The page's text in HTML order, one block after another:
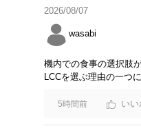
2026/08/07
wasabi
機内での食事の選択肢
LCCを選ぶ理由の一つ
5時間前